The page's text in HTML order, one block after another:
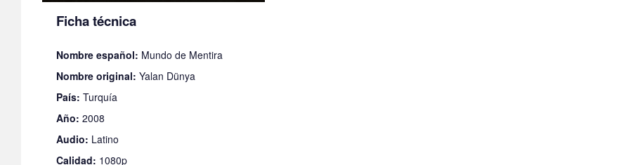
Ficha técnica
Nombre español: Mundo de Mentira
Nombre original: Yalan Dünya
País: Turquía
Año: 2008
Audio: Latino
Calidad: 1080p